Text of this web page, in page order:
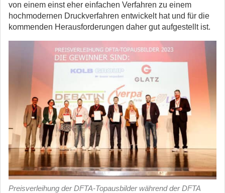
von einem einst eher einfachen Verfahren zu einem
hochmodernen Druckverfahren entwickelt hat und für die
kommenden Herausforderungen daher gut aufgestellt ist.
Preisverleihung der DFTA-Topausbilder während der DFTA